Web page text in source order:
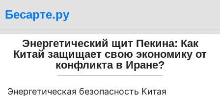
Бесарте.ру
Энергетический щит Пекина: Как
Китай защищает свою экономику от
конфликта в Иране?
Энергетическая безопасность Китая